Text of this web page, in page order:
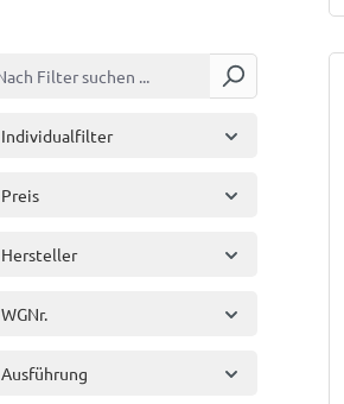
Individualfilter
Preis
Hersteller
WGNr.
Ausführung